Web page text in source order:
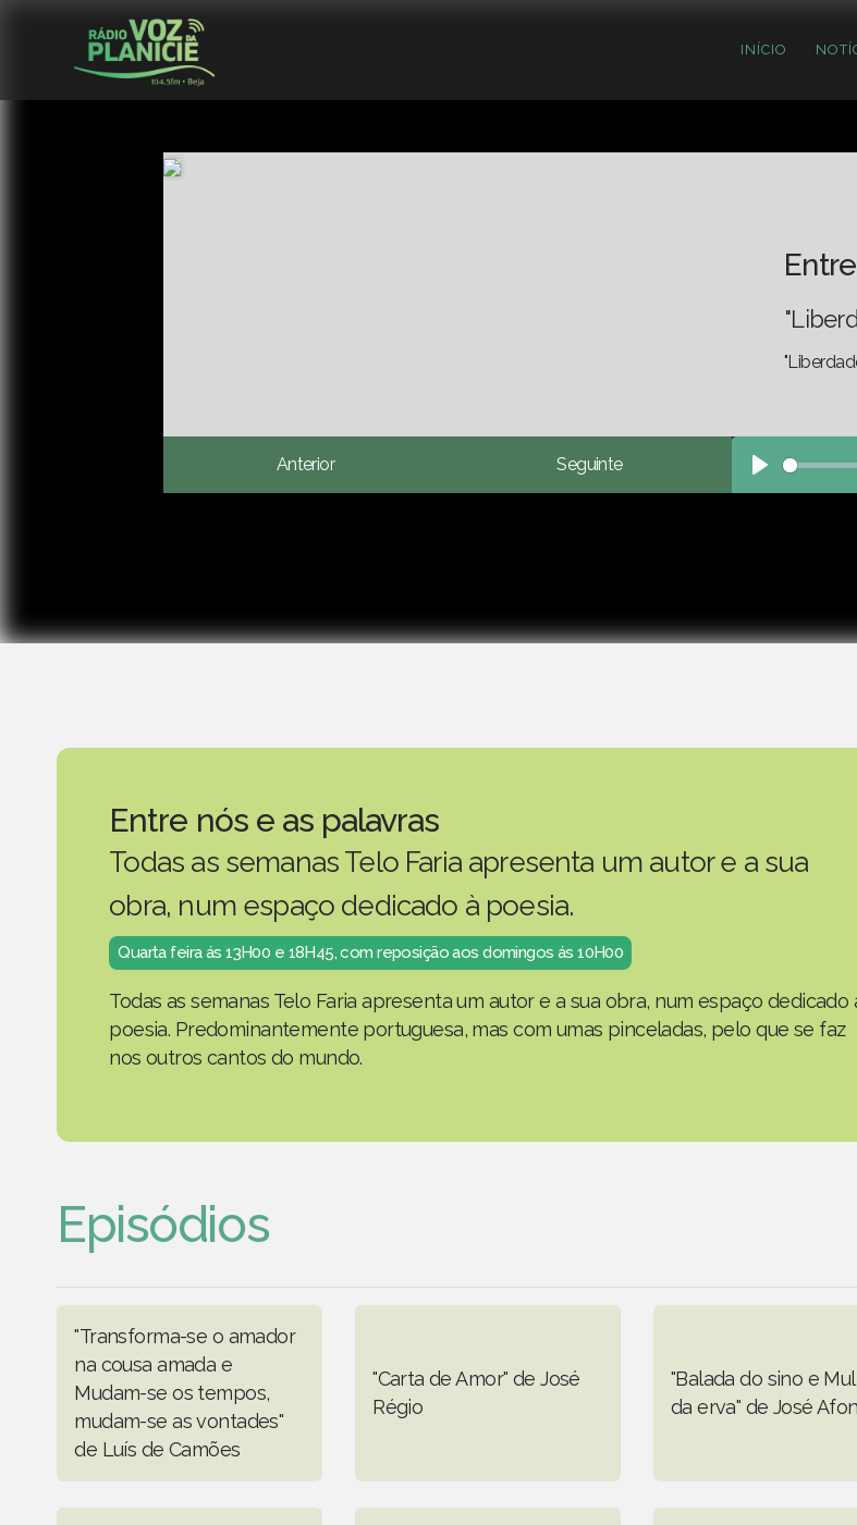
INÍCIO
Anterior Seguinte
Play
Entre nós e as palavras
Todas as semanas Telo Faria apresenta um autor e a sua
obra, num espaço dedicado à poesia.
Quarta feira ás 13H00 e 18H45, com reposição aos domingos ás 10H00
Todas as semanas Telo Faria apresenta um autor e a sua obra, num espaço dedicado
poesia. Predominantemente portuguesa, mas com umas pinceladas, pelo que se faz
nos outros cantos do mundo.
Episódios
"Transforma-se o amador
na cousa amada e
Mudam-se os tempos,
mudam-se as vontades"
de Luís de Camões
"Carta de Amor" de José
Régio
"Balada do sino e
da erva" de José